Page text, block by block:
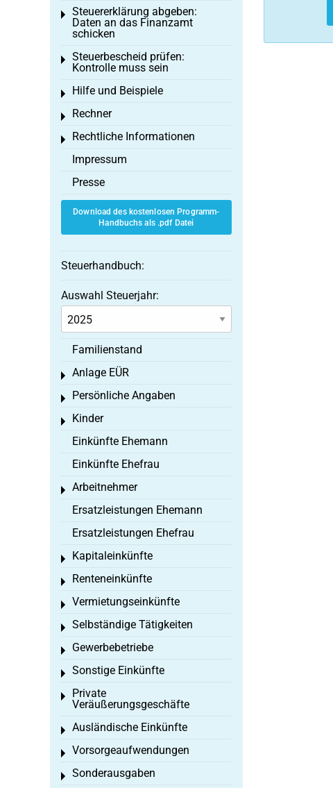
Steuererklärung abgeben:
Daten an das Finanzamt
schicken
Toggle menu
Steuerbescheid prüfen:
Kontrolle muss sein
Toggle menu
Hilfe und Beispiele
Toggle menu
Rechner
Toggle menu
Rechtliche Informationen
Toggle menu
Impressum
Presse
Download des kostenlosen Programm-
Handbuchs als .pdf Datei
Steuerhandbuch:
Auswahl Steuerjahr:
Familienstand
Anlage EÜR
Toggle menu
Persönliche Angaben
Toggle menu
Kinder
Toggle menu
Einkünfte Ehemann
Einkünfte Ehefrau
Arbeitnehmer
Toggle menu
Ersatzleistungen Ehemann
Ersatzleistungen Ehefrau
Kapitaleinkünfte
Toggle menu
Renteneinkünfte
Toggle menu
Vermietungseinkünfte
Toggle menu
Selbständige Tätigkeiten
Toggle menu
Gewerbebetriebe
Toggle menu
Sonstige Einkünfte
Toggle menu
Private
Veräußerungsgeschäfte
Toggle menu
Ausländische Einkünfte
Toggle menu
Vorsorgeaufwendungen
Toggle menu
Sonderausgaben
Toggle menu